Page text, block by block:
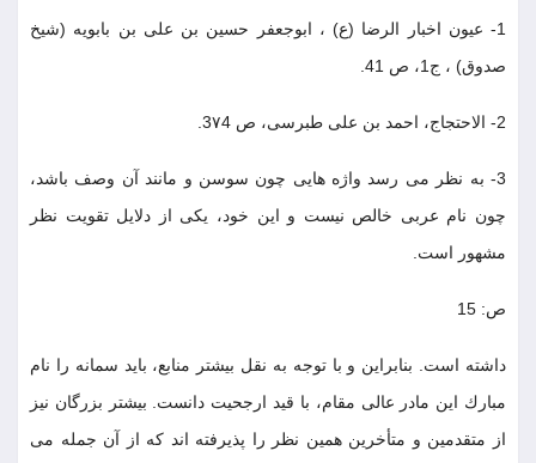
1- عيون اخبار الرضا (ع) ، ابوجعفر حسين بن على بن بابويه (شيخ
صدوق) ، ج1، ص 41.
2- الاحتجاج، احمد بن على طبرسى، ص 3٧4.
3- به نظر مى رسد واژه هايى چون سوسن و مانند آن وصف باشد،
چون نام عربى خالص نيست و اين خود، يكى از دلايل تقويت نظر
مشهور است.
ص: 15
داشته است. بنابراين و با توجه به نقل بيشتر منابع، بايد سمانه را نام
مبارك اين مادر عالى مقام، با قيد ارجحيت دانست. بيشتر بزرگان نيز
از متقدمين و متأخرين همين نظر را پذيرفته اند كه از آن جمله مى